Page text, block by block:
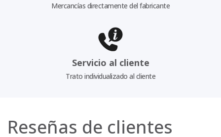
Mercancías directamente del fabricante
Servicio al cliente
Trato individualizado al cliente
Reseñas de clientes